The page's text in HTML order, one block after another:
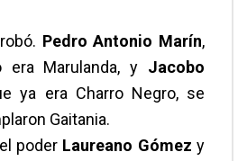
Pedro Antonio Marín,
era Marulanda, y Jacobo
ya era Charro Negro, se
Gaitania.
poder Laureano Gómez y